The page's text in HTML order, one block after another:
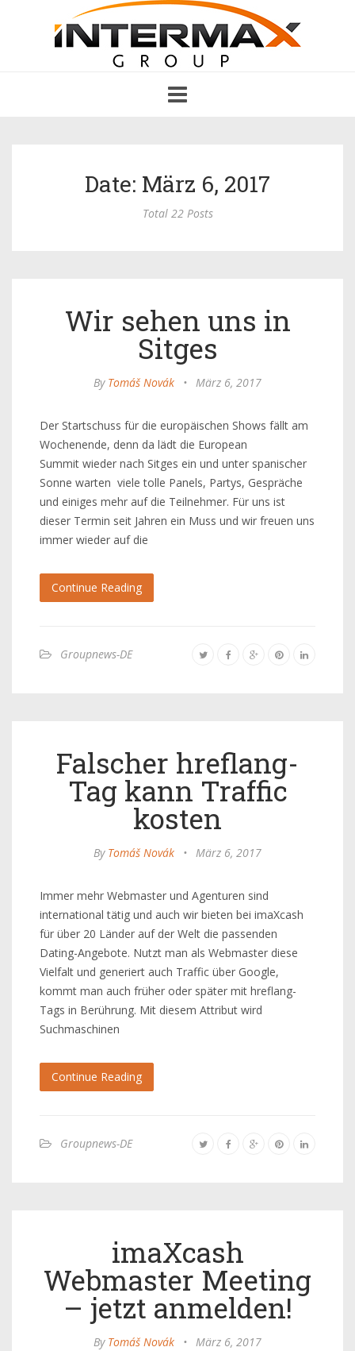
navigation
Date: März 6, 2017
Total 22 Posts
Wir sehen uns in
Sitges
By Tomáš Novák • März 6, 2017
Der Startschuss für die europäischen Shows fällt am
Wochenende, denn da lädt die European
Summit wieder nach Sitges ein und unter spanischer
Sonne warten viele tolle Panels, Partys, Gespräche
und einiges mehr auf die Teilnehmer. Für uns ist
dieser Termin seit Jahren ein Muss und wir freuen uns
immer wieder auf die
Continue Reading
Groupnews-DE
Falscher hreflang-
Tag kann Traffic
kosten
By Tomáš Novák • März 6, 2017
Immer mehr Webmaster und Agenturen sind
international tätig und auch wir bieten bei imaXcash
für über 20 Länder auf der Welt die passenden
Dating-Angebote. Nutzt man als Webmaster diese
Vielfalt und generiert auch Traffic über Google,
kommt man auch früher oder später mit hreflang-
Tags in Berührung. Mit diesem Attribut wird
Suchmaschinen
Continue Reading
Groupnews-DE
imaXcash
Webmaster Meeting
– jetzt anmelden!
By Tomáš Novák • März 6, 2017